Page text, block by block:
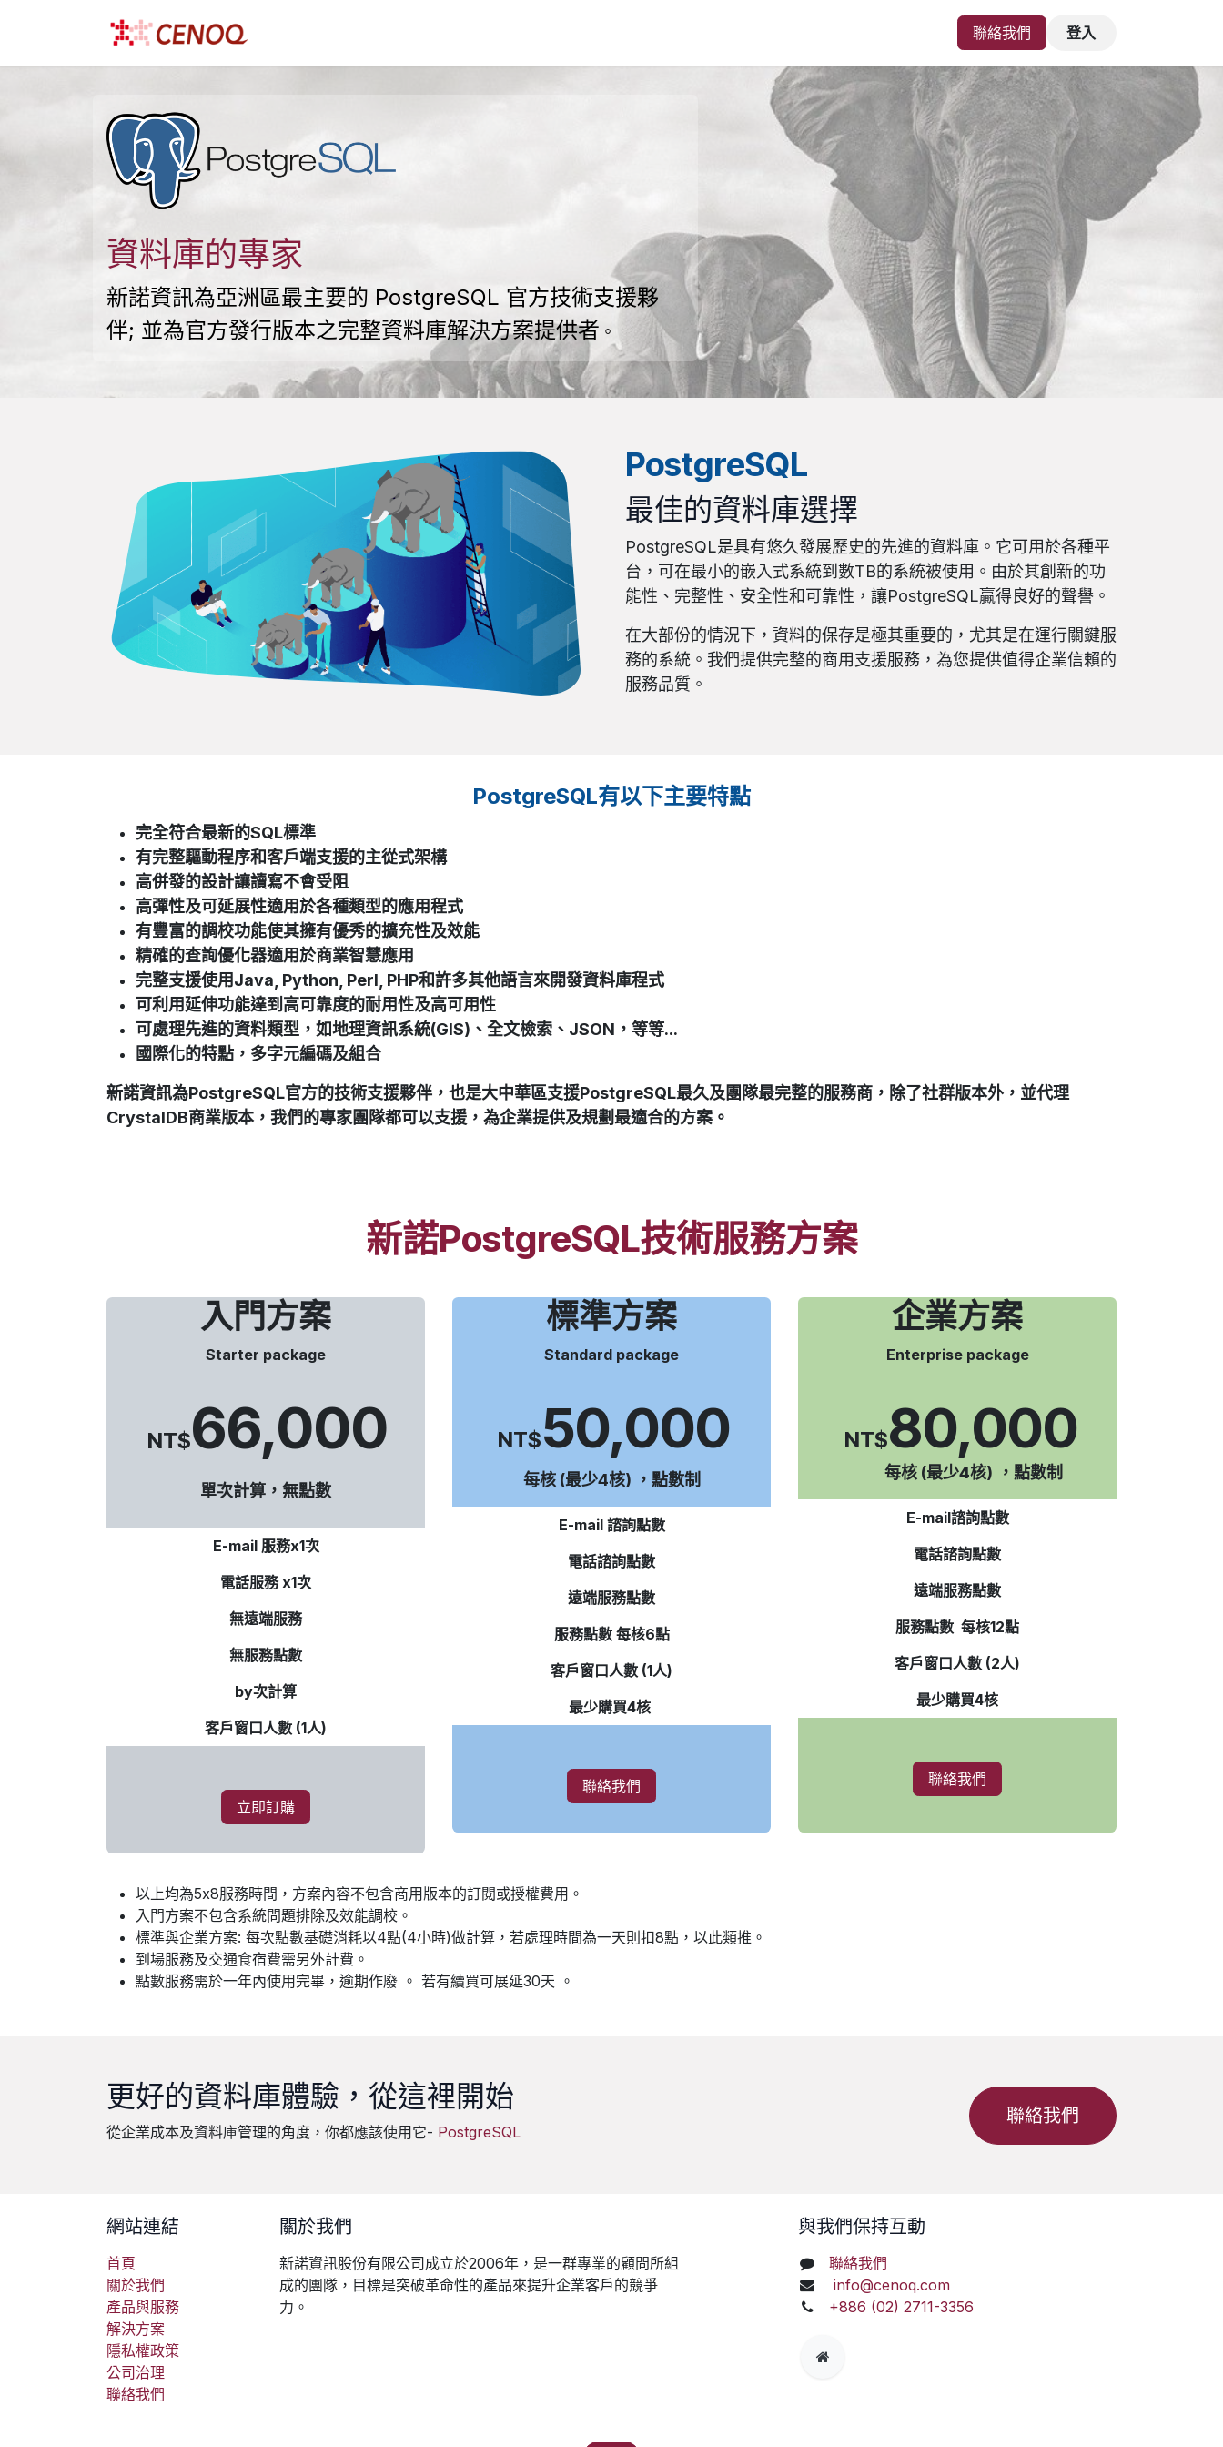
聯絡我們 登入
資料庫的專家
新諾資訊為亞洲區最主要的 PostgreSQL 官方技術支援夥
伴; 並為官方發行版本之完整資料庫解決方案提供者 。
PostgreSQL
最佳的資料庫選擇
PostgreSQL是具有悠久發展歷史的先進的資料庫。它可用於各種平
台，可在最小的嵌入式系統到數TB的系統被使用。由於其創新的功
能性、完整性、安全性和可靠性，讓PostgreSQL贏得良好的聲譽。
在大部份的情況下，資料的保存是極其重要的，尤其是在運行關鍵服
務的系統。我們提供完整的商用支援服務，為您提供值得企業信賴的
服務品質。
PostgreSQL有以下主要特點
完全符合最新的SQL標準
有完整驅動程序和客戶端支援的主從式架構
高併發的設計讓讀寫不會受阻
高彈性及可延展性適用於各種類型的應用程式
有豐富的調校功能使其擁有優秀的擴充性及效能
精確的查詢優化器適用於商業智慧應用
完整支援使用Java, Python, Perl, PHP和許多其他語言來開發資料庫程式
可利用延伸功能達到高可靠度的耐用性及高可用性
可處理先進的資料類型，如地理資訊系統(GIS)、全文檢索、JSON，等等...
國際化的特點，多字元編碼及組合
新諾資訊為PostgreSQL官方的技術支援夥伴，也是大中華區支援PostgreSQL最久及團隊最完整的服務商，除了社群版本外，並代理
CrystalDB商業版本，我們的專家團隊都可以支援，為企業提供及規劃最適合的方案。
新諾PostgreSQL技術服務方案
入門方案
Starter package
NT$66,000
單次計算，無點數
E-mail 服務x1次
電話服務 x1次
無遠端服務
無服務點數
by次計算
客戶窗口人數 (1人)
立即訂購
標準方案
Standard package
NT$50,000
每核 (最少4核) ，點數制
E-mail 諮詢點數
電話諮詢點數
遠端服務點數
服務點數 每核6點
客戶窗口人數 (1人)
最少購買4核
聯絡我們
企業方案
Enterprise package
NT$80,000
每核 (最少4核) ，點數制
E-mail諮詢點數
電話諮詢點數
遠端服務點數
服務點數 每核12點
客戶窗口人數 (2人)
最少購買4核
聯絡我們
以上均為5x8服務時間，方案內容不包含商用版本的訂閱或授權費用。
入門方案不包含系統問題排除及效能調校。
標準與企業方案: 每次點數基礎消耗以4點(4小時)做計算，若處理時間為一天則扣8點，以此類推。
到場服務及交通食宿費需另外計費。
點數服務需於一年內使用完畢，逾期作廢 。 若有續買可展延30天 。
更好的資料庫體驗，從這裡開始
從企業成本及資料庫管理的角度，你都應該使用它- PostgreSQL
聯絡我們
網站連結
首頁
關於我們
產品與服務
解決方案
隱私權政策
公司治理
聯絡我們
關於我們
新諾資訊股份有限公司成立於2006年，是一群專業的顧問所組
成的團隊，目標是突破革命性的產品來提升企業客戶的競爭
力。
與我們保持互動
聯絡我們
info@cenoq.com
+886 (02) 2711-3356